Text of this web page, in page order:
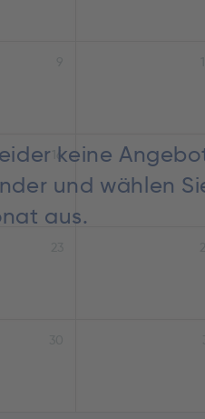
keine
und wählen
aus.
16